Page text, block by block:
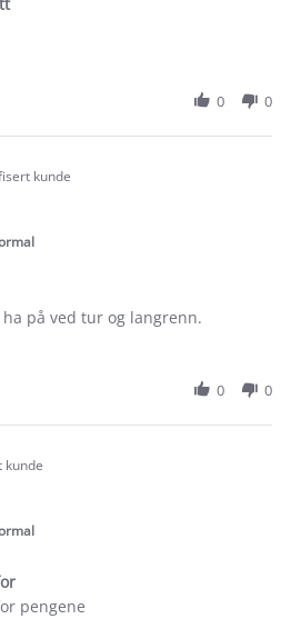
0 0
kunde
på ved tur og langrenn.
0 0
kunde
pengene